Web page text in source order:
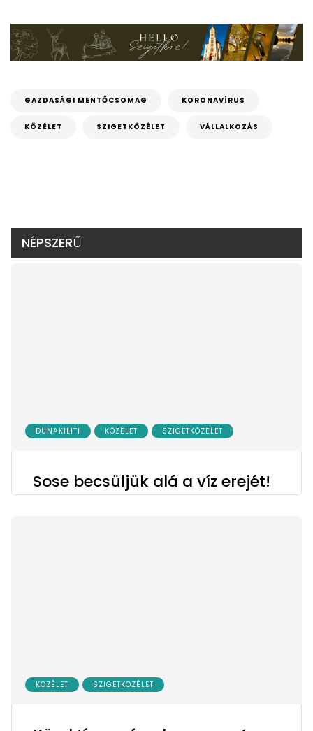
GAZDASÁGI MENTŐCSOMAG KORONAVÍRUS
KÖZÉLET SZIGETKÖZÉLET VÁLLALKOZÁS
NÉPSZERŰ
DUNAKILITI KÖZÉLET SZIGETKÖZÉLET
Sose becsüljük alá a víz erejét!
KÖZÉLET SZIGETKÖZÉLET